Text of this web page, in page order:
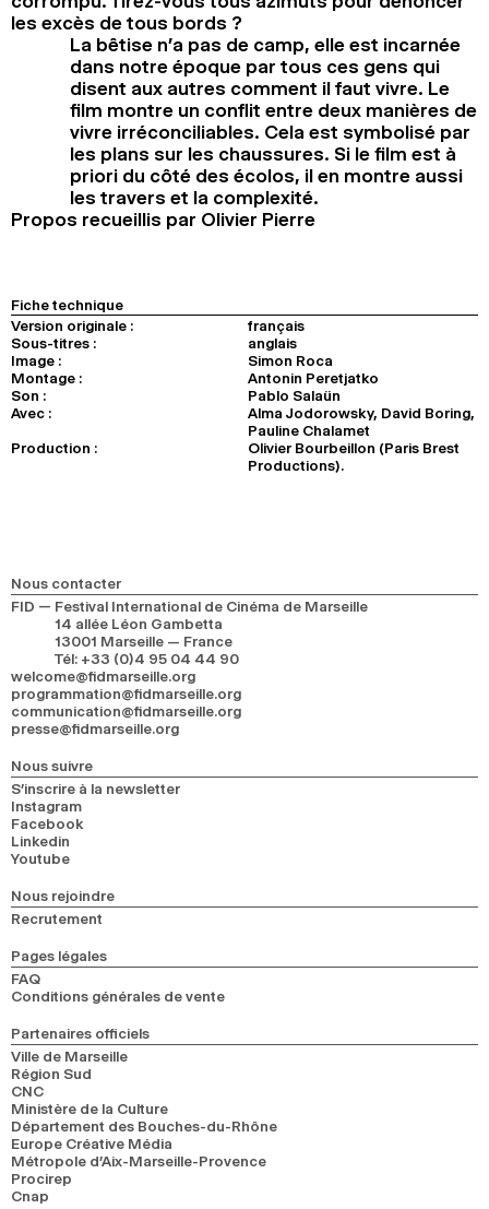
les excès de tous bords ?
La bêtise n’a pas de camp, elle est incarnée
dans notre époque par tous ces gens qui
disent aux autres comment il faut vivre. Le
film montre un conflit entre deux manières de
vivre irréconciliables. Cela est symbolisé par
les plans sur les chaussures. Si le film est à
priori du côté des écolos, il en montre aussi
les travers et la complexité.
Propos recueillis par Olivier Pierre
Fiche technique
Version originale :
français
Sous-titres :
anglais
Image :
Simon Roca
Montage :
Antonin Peretjatko
Son :
Pablo Salaün
Avec :
Alma Jodorowsky, David Boring,
Pauline Chalamet
Production :
Olivier Bourbeillon (Paris Brest
Productions).
Nous contacter
FID — Festival International de Cinéma de Marseille
14 allée Léon Gambetta
13001 Marseille — France
Tél: +33 (0)4 95 04 44 90
welcome@fidmarseille.org
programmation@fidmarseille.org
communication@fidmarseille.org
presse@fidmarseille.org
Nous suivre
S’inscrire à la newsletter
Instagram
Facebook
Linkedin
Youtube
Nous rejoindre
Recrutement
Pages légales
FAQ
Conditions générales de vente
Partenaires officiels
Ville de Marseille
Région Sud
CNC
Ministère de la Culture
Département des Bouches-du-Rhône
Europe Créative Média
Métropole d’Aix-Marseille-Provence
Procirep
Cnap